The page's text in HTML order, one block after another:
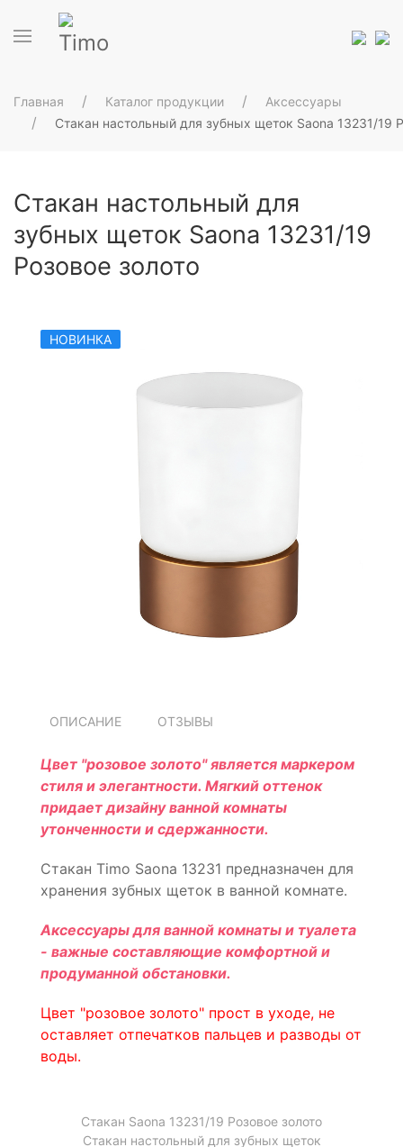
Главная Каталог продукции
Аксессуары
Стакан настольный для зубных щеток Saona 13231/19
Стакан настольный для
зубных щеток Saona 13231/19
Розовое золото
НОВИНКА
ОПИСАНИЕ ОТЗЫВЫ
Цвет "розовое золото" является маркером
стиля и элегантности. Мягкий оттенок
придает дизайну ванной комнаты
утонченности и сдержанности.
Стакан Timo Saona 13231 предназначен для
хранения зубных щеток в ванной комнате.
Аксессуары для ванной комнаты и туалета
- важные составляющие комфортной и
продуманной обстановки.
Цвет "розовое золото" прост в уходе, не
оставляет отпечатков пальцев и разводы от
воды.
Стакан Saona 13231/19 Розовое золото
Стакан настольный для зубных щеток